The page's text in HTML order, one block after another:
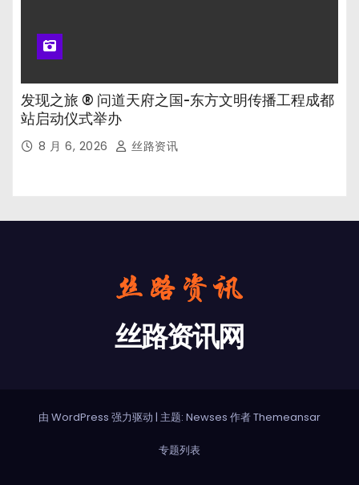
发现之旅 ® 问道天府之国-东方文明传播工程成都
站启动仪式举办
8 月 6, 2026 丝路资讯
丝路资讯网
由 WordPress 强力驱动 | 主题: Newses 作者Themeansar
专题列表